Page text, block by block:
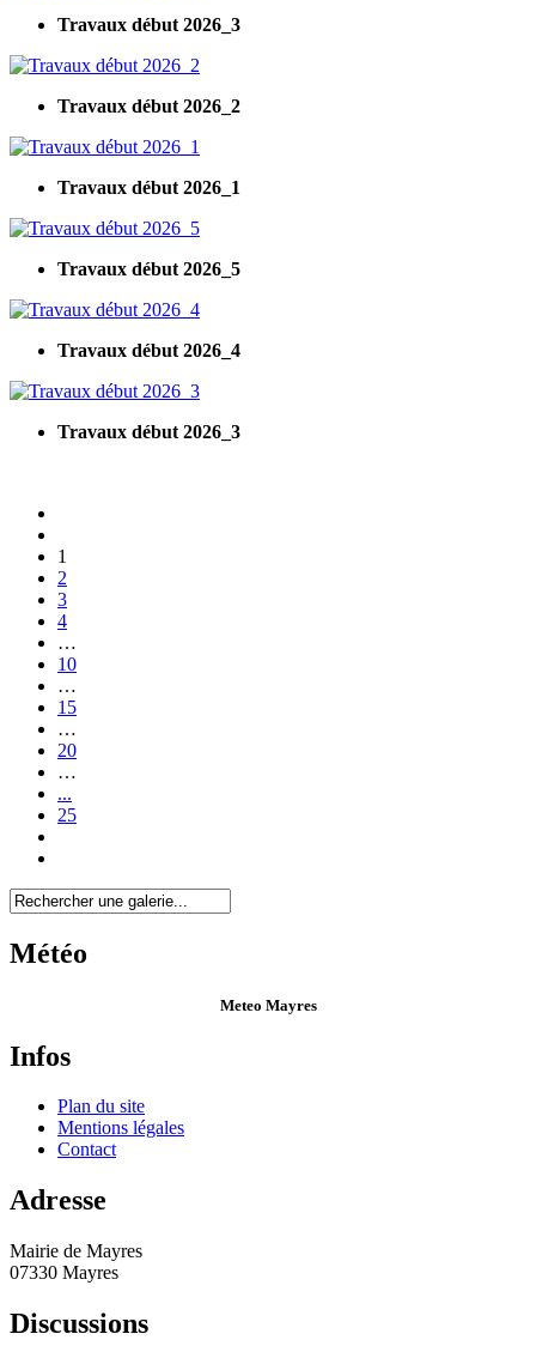
Travaux début 2026_3
Travaux début 2026_2
Travaux début 2026_1
Travaux début 2026_5
Travaux début 2026_4
Travaux début 2026_3
1
2
3
4
…
10
…
15
…
20
…
...
25
Météo
Meteo Mayres
Infos
Plan du site
Mentions légales
Contact
Adresse
Mairie de Mayres
07330 Mayres
Discussions